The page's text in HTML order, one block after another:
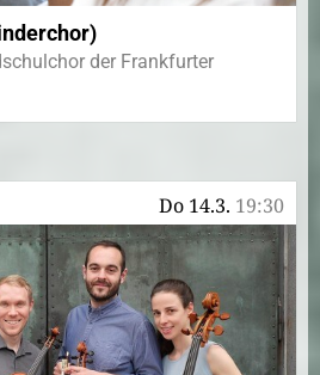
der Frankfurter
Do 14.3. 19:30